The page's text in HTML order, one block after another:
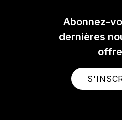
Abonnez-
dernières